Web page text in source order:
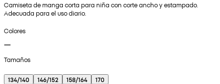
Camiseta de manga corta para niña con corte ancho y estampado.
Adecuada para el uso diario.
Colores
Tamaños
134/140 146/152 158/164
170